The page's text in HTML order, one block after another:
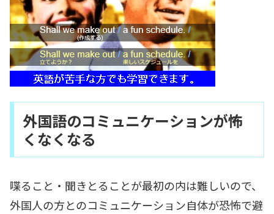
外国語のコミュニケーションが怖
くなくなる
喋ること・聞きとることが最初の内は難しいので、
外国人の方とのコミュニケーション自体が恐怖で避